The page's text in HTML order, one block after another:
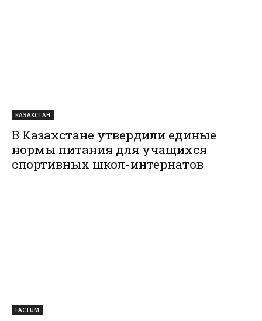
КАЗАХСТАН
В Казахстане утвердили единые
нормы питания для учащихся
спортивных школ-интернатов
FACTUM